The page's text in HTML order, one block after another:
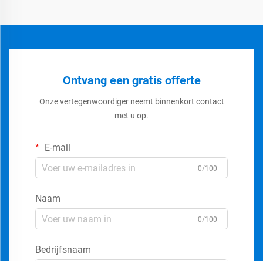
Ontvang een gratis offerte
Onze vertegenwoordiger neemt binnenkort contact
met u op.
E-mail
0/100
Naam
0/100
Bedrijfsnaam